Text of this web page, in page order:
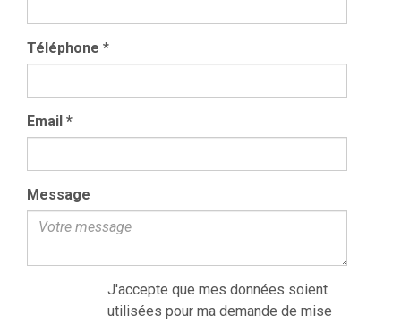
Téléphone *
Email *
Message
J'accepte que mes données soient
utilisées pour ma demande de mise